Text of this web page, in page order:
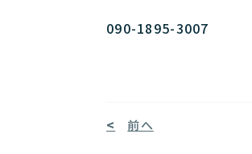
090-1895-3007
前へ